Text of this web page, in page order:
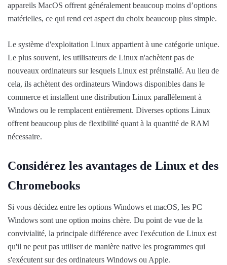
appareils MacOS offrent généralement beaucoup moins d’options
matérielles, ce qui rend cet aspect du choix beaucoup plus simple.
Le système d'exploitation Linux appartient à une catégorie unique.
Le plus souvent, les utilisateurs de Linux n'achètent pas de
nouveaux ordinateurs sur lesquels Linux est préinstallé. Au lieu de
cela, ils achètent des ordinateurs Windows disponibles dans le
commerce et installent une distribution Linux parallèlement à
Windows ou le remplacent entièrement. Diverses options Linux
offrent beaucoup plus de flexibilité quant à la quantité de RAM
nécessaire.
Considérez les avantages de Linux et des
Chromebooks
Si vous décidez entre les options Windows et macOS, les PC
Windows sont une option moins chère. Du point de vue de la
convivialité, la principale différence avec l'exécution de Linux est
qu'il ne peut pas utiliser de manière native les programmes qui
s'exécutent sur des ordinateurs Windows ou Apple.